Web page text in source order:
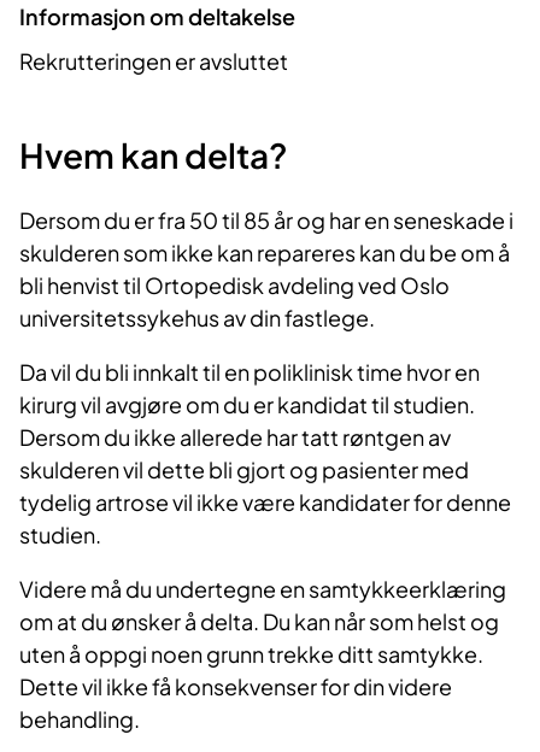
Informasjon om deltakelse
Rekrutteringen er avsluttet
Hvem kan delta?
Dersom du er fra 50 til 85 år og har en seneskade i
skulderen som ikke kan repareres kan du be om å
bli henvist til Ortopedisk avdeling ved Oslo
universitetssykehus av din fastlege.
Da vil du bli innkalt til en poliklinisk time hvor en
kirurg vil avgjøre om du er kandidat til studien.
Dersom du ikke allerede har tatt røntgen av
skulderen vil dette bli gjort og pasienter med
tydelig artrose vil ikke være kandidater for denne
studien.
Videre må du undertegne en samtykkeerklæring
om at du ønsker å delta. Du kan når som helst og
uten å oppgi noen grunn trekke ditt samtykke.
Dette vil ikke få konsekvenser for din videre
behandling.